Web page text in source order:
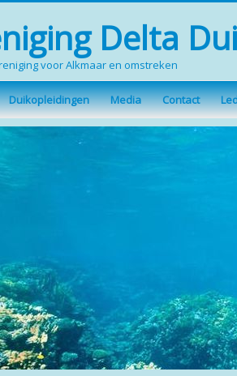
Delta
voor Alkmaar en omstreken
Duikopleidingen Media Contact